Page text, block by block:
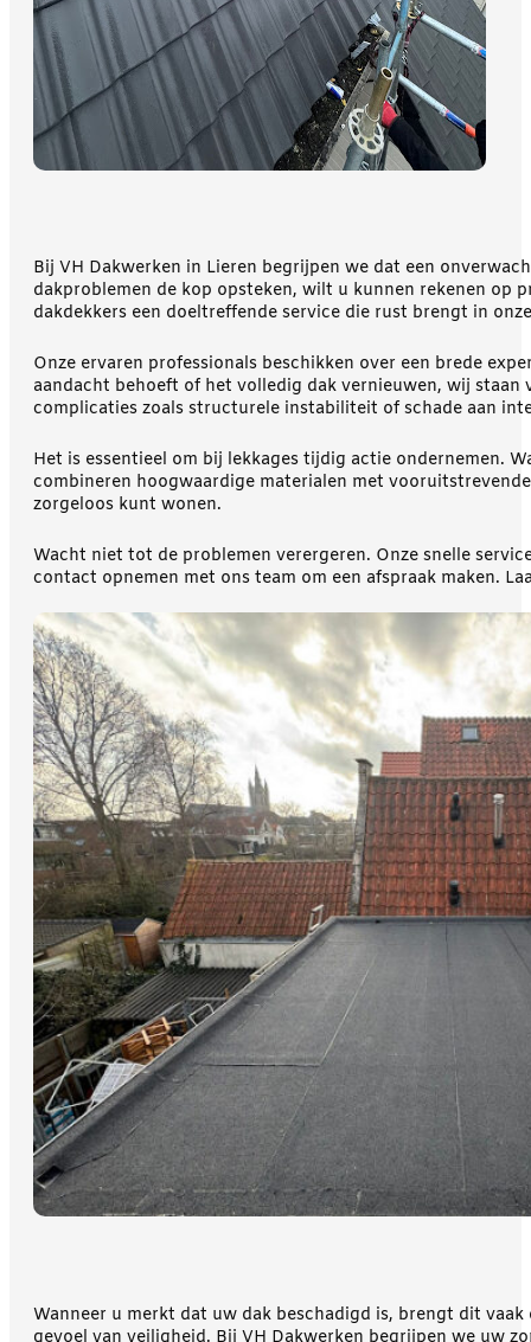
Bij VH Dakwerken in Lieren begrijpen we dat een
dakproblemen de kop opsteken, wilt u kunnen rekenen op
dakdekkers een doeltreffende service die rust brengt in
Onze ervaren professionals beschikken over een brede
aandacht behoeft of het volledig dak vernieuwen, wij
complicaties zoals structurele instabiliteit of schade aan
Het is essentieel om bij lekkages tijdig actie ondernemen.
combineren hoogwaardige materialen met
zorgeloos kunt wonen.
Wacht niet tot de problemen verergeren. Onze snelle
contact opnemen met ons team om een afspraak maken.
Wanneer u merkt dat uw dak beschadigd is, brengt dit